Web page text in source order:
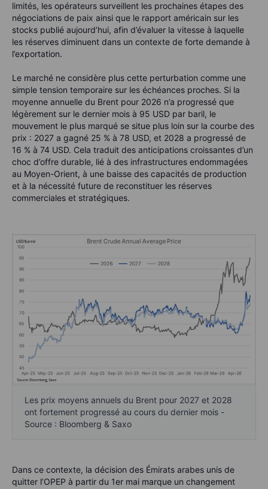
limités, les opérateurs surveillent les prochaines étapes des
négociations de paix ainsi que le rapport américain sur les
stocks publié aujourd’hui, afin d’évaluer la vitesse à laquelle
les réserves diminuent dans un contexte de forte demande à
l’exportation.
Le marché ne considère plus cette perturbation comme une
simple tension temporaire sur les échéances proches. Si la
moyenne annuelle du Brent pour 2026 n’a progressé que
légèrement sur le dernier mois à 95 USD par baril, le
mouvement le plus marqué se situe plus loin sur la courbe des
prix : 2027 a gagné 25 % à 78 USD, et 2028 a progressé de
16 % à 74 USD. Cela traduit des anticipations croissantes d’un
choc d’offre durable, lié à des infrastructures endommagées
au Moyen-Orient, à une baisse des capacités de production
et à la nécessité future de reconstituer les réserves
commerciales et stratégiques.
Les prix moyens annuels du Brent pour 2027 et 2028
ont fortement progressé au cours du dernier mois -
Source : Bloomberg & Saxo
Dans ce contexte, la décision des Émirats arabes unis de
quitter l’OPEP à partir du 1er mai marque un changement